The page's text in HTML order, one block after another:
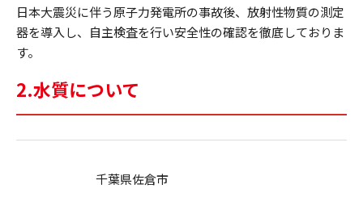
日本大震災に伴う原子力発電所の事故後、放射性物質の測定
器を導入し、自主検査を行い安全性の確認を徹底しておりま
す。
2.水質について
千葉県佐倉市